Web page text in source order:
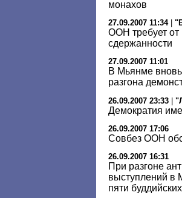
монахов
27.09.2007 11:34|
ООН требует
сдержанности
27.09.2007 11:01
В Мьянме
разгона
26.09.2007 23:33 |
Демократия
26.09.2007 17:06
Совбез ООН
26.09.2007 16:31
При разгоне
выступлений в
пяти